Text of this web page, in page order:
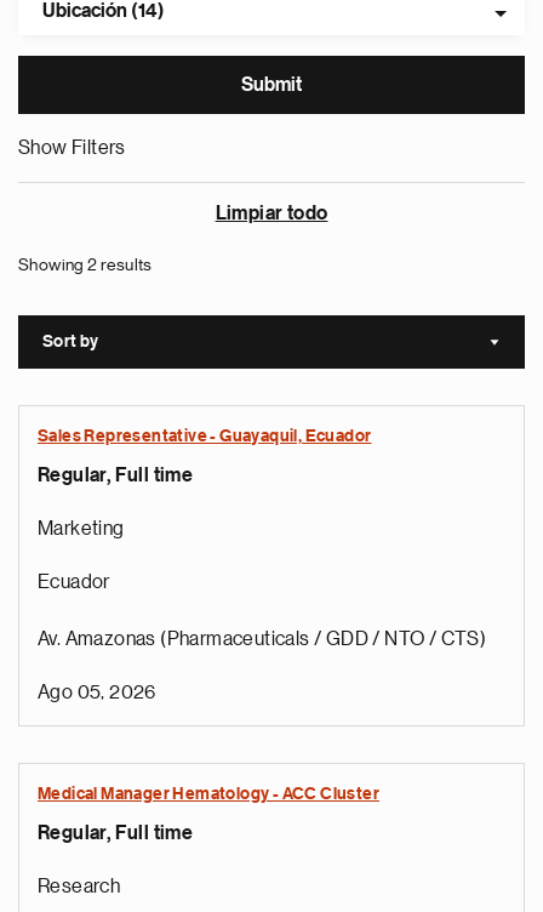
Ubicación (14)
Show Filters
Limpiar todo
Showing 2 results
Sort by Sort
Sales Representative - Guayaquil, Ecuador
Regular, Full time
Marketing
Ecuador
Av. Amazonas (Pharmaceuticals / GDD / NTO / CTS)
Ago 05, 2026
Medical Manager Hematology - ACC Cluster
Regular, Full time
Research